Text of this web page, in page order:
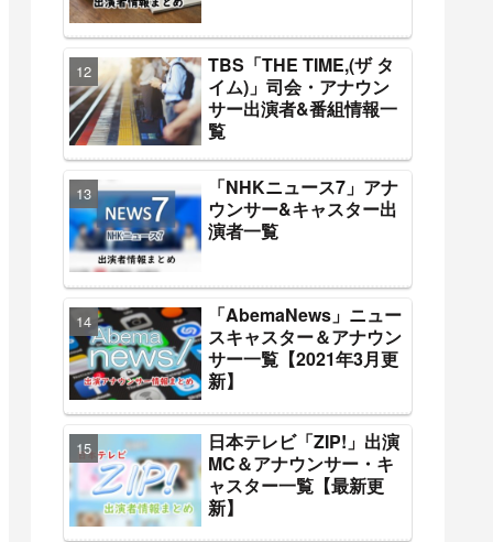
TBS「THE TIME,(ザ タ
イム)」司会・アナウン
サー出演者&番組情報一
覧
「NHKニュース7」アナ
ウンサー&キャスター出
演者一覧
「AbemaNews」ニュー
スキャスター＆アナウン
サー一覧【2021年3月更
新】
日本テレビ「ZIP!」出演
MC＆アナウンサー・キ
ャスター一覧【最新更
新】